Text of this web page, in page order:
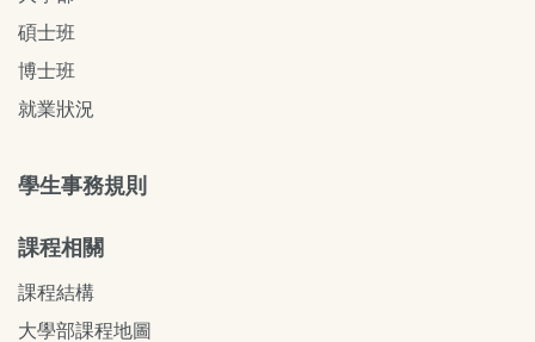
碩士班
博士班
就業狀況
學生事務規則
課程相關
課程結構
大學部課程地圖